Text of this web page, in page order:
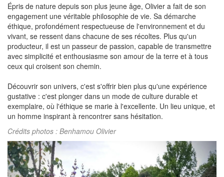
Épris de nature depuis son plus jeune âge, Olivier a fait de son
engagement une véritable philosophie de vie. Sa démarche
éthique, profondément respectueuse de l'environnement et du
vivant, se ressent dans chacune de ses récoltes. Plus qu'un
producteur, il est un passeur de passion, capable de transmettre
avec simplicité et enthousiasme son amour de la terre et à tous
ceux qui croisent son chemin.
Découvrir son univers, c'est s'offrir bien plus qu'une expérience
gustative : c'est plonger dans un mode de culture durable et
exemplaire, où l'éthique se marie à l'excellente. Un lieu unique, et
un homme inspirant à rencontrer sans hésitation.
Crédits photos : Benhamou Olivier